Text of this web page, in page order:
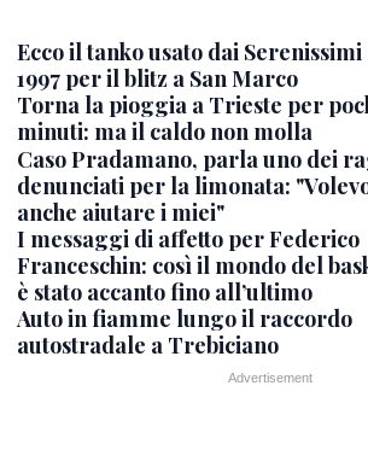
Ecco il tanko usato dai
1997 per il blitz a San Marco
Torna la pioggia a Trieste per
minuti: ma il caldo non molla
Caso Pradamano, parla uno dei
denunciati per la limonata:
anche aiutare i miei"
I messaggi di affetto per Federico
Franceschin: così il mondo del
è stato accanto fino all’ultimo
Auto in fiamme lungo il raccordo
autostradale a Trebiciano